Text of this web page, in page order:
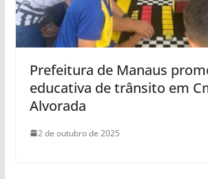
Prefeitura de Manaus
educativa de trânsito em
Alvorada
2 de outubro de 2025